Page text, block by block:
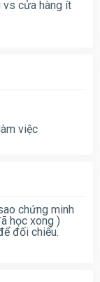
vs cửa hàng ít
việc
chứng minh
học xong )
đối chiếu.